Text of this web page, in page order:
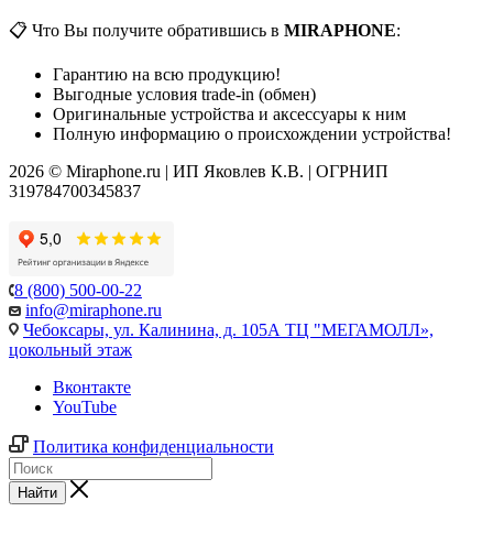
📋 Что Вы получите обратившись в MIRAPHONE:
Гарантию на всю продукцию!
Выгодные условия trade-in (обмен)
Оригинальные устройства и аксессуары к ним
Полную информацию о происхождении устройства!
2026 © Miraphone.ru | ИП Яковлев К.В. | ОГРНИП
319784700345837
8 (800) 500-00-22
info@miraphone.ru
Чебоксары, ул. Калинина, д. 105А ТЦ "МЕГАМОЛЛ»,
цокольный этаж
Вконтакте
YouTube
Политика конфиденциальности
Найти